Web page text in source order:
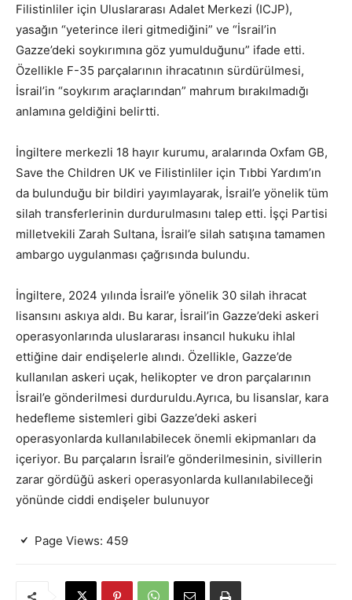
Filistinliler için Uluslararası Adalet Merkezi (ICJP),
yasağın “yeterince ileri gitmediğini” ve “İsrail’in
Gazze’deki soykırımına göz yumulduğunu” ifade etti.
Özellikle F-35 parçalarının ihracatının sürdürülmesi,
İsrail’in “soykırım araçlarından” mahrum bırakılmadığı
anlamına geldiğini belirtti.
İngiltere merkezli 18 hayır kurumu, aralarında Oxfam GB,
Save the Children UK ve Filistinliler için Tıbbi Yardım’ın
da bulunduğu bir bildiri yayımlayarak, İsrail’e yönelik tüm
silah transferlerinin durdurulmasını talep etti. İşçi Partisi
milletvekili Zarah Sultana, İsrail’e silah satışına tamamen
ambargo uygulanması çağrısında bulundu.
İngiltere, 2024 yılında İsrail’e yönelik 30 silah ihracat
lisansını askıya aldı. Bu karar, İsrail’in Gazze’deki askeri
operasyonlarında uluslararası insancıl hukuku ihlal
ettiğine dair endişelerle alındı. Özellikle, Gazze’de
kullanılan askeri uçak, helikopter ve dron parçalarının
İsrail’e gönderilmesi durduruldu.Ayrıca, bu lisanslar, kara
hedefleme sistemleri gibi Gazze’deki askeri
operasyonlarda kullanılabilecek önemli ekipmanları da
içeriyor. Bu parçaların İsrail’e gönderilmesinin, sivillerin
zarar gördüğü askeri operasyonlarda kullanılabileceği
yönünde ciddi endişeler bulunuyor​
Page Views: 459